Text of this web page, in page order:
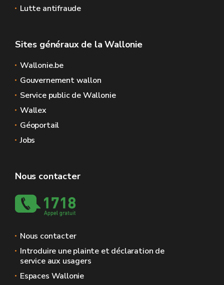
Lutte antifraude
Sites généraux de la Wallonie
Wallonie.be
Gouvernement wallon
Service public de Wallonie
Wallex
Géoportail
Jobs
Nous contacter
Nous contacter
Introduire une plainte et déclaration de
service aux usagers
Espaces Wallonie